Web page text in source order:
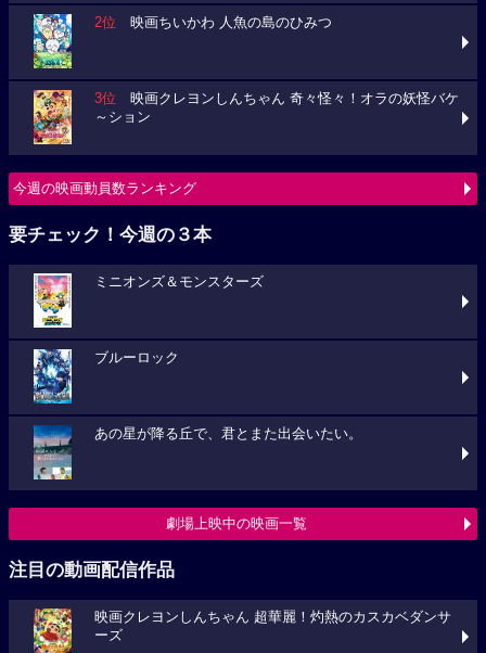
2位 映画ちいかわ 人魚の島のひみつ
3位 映画クレヨンしんちゃん 奇々怪々！オラの妖怪バケ
～ション
今週の映画動員数ランキング
要チェック！今週の３本
ミニオンズ＆モンスターズ
ブルーロック
あの星が降る丘で、君とまた出会いたい。
劇場上映中の映画一覧
注目の動画配信作品
映画クレヨンしんちゃん 超華麗！灼熱のカスカベダンサ
ーズ